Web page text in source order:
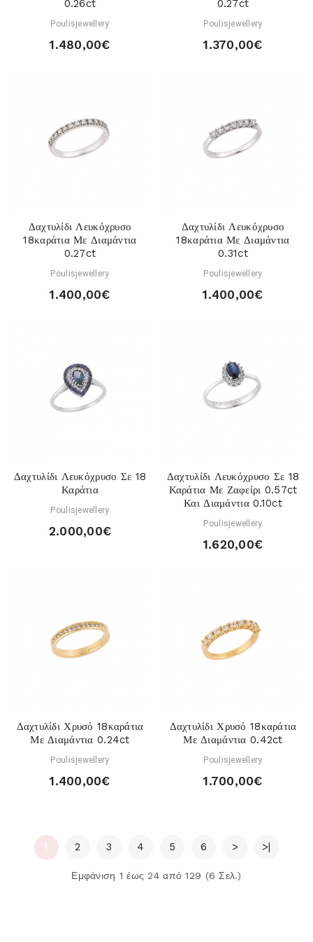
0.26ct
Poulisjewellery
1.480,00€
0.27ct
Poulisjewellery
1.370,00€
Δαχτυλίδι Λευκόχρυσο
18καράτια Με Διαμάντια
0.27ct
Poulisjewellery
1.400,00€
Δαχτυλίδι Λευκόχρυσο
18καράτια Με Διαμάντια
0.31ct
Poulisjewellery
1.400,00€
Δαχτυλίδι Λευκόχρυσο Σε 18
Καράτια
Poulisjewellery
2.000,00€
Δαχτυλίδι Λευκόχρυσο Σε 18
Καράτια Με Ζαφείρι 0.57ct
Και Διαμάντια 0.10ct
Poulisjewellery
1.620,00€
Δαχτυλίδι Χρυσό 18καράτια
Με Διαμάντια 0.24ct
Poulisjewellery
1.400,00€
Δαχτυλίδι Χρυσό 18καράτια
Με Διαμάντια 0.42ct
Poulisjewellery
1.700,00€
1 2 3 4 5 6 > >|
Εμφάνιση 1 έως 24 από 129 (6 Σελ.)